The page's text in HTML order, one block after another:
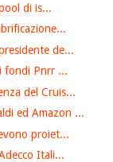
di is...
de...
fondi Pnrr ...
del Cruis...
ed Amazon ...
proiet...
Itali...